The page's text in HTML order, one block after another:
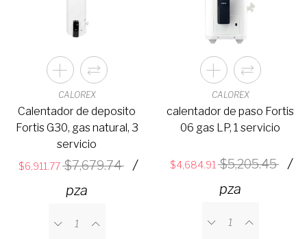
CALOREX
Calentador de deposito
Fortis G30, gas natural, 3
servicio
6,911.77 7,679.74
/
pza
CALOREX
calentador de paso Fortis
06 gas LP, 1 servicio
4,684.91 5,205.45
/
pza